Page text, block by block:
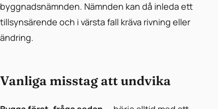
byggnadsnämnden. Nämnden kan då inleda ett
tillsynsärende och i värsta fall kräva rivning eller
ändring.
Vanliga misstag att undvika